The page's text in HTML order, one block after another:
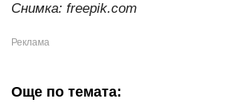
Снимка: freepik.com
Още по темата: